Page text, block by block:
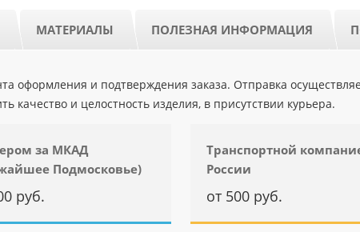
МАТЕРИАЛЫ ПОЛЕЗНАЯ ИНФОРМАЦИЯ
оформления и подтверждения заказа. Отправка
качество и целостность изделия, в присутствии курьера.
за МКАД
Подмосковье)
руб.
Транспортной
России
от 500 руб.